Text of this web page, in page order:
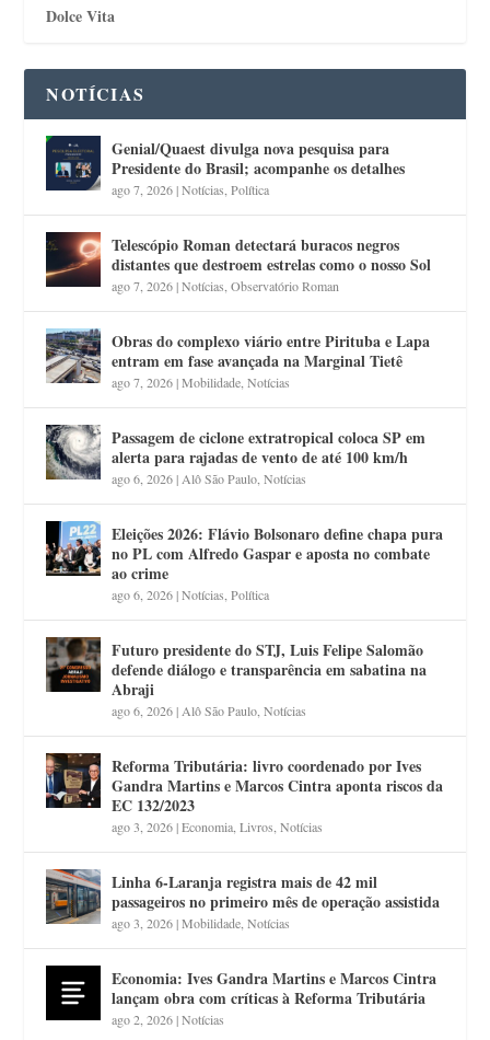
Dolce Vita
NOTÍCIAS
Genial/Quaest divulga nova pesquisa para
Presidente do Brasil; acompanhe os detalhes
ago 7, 2026|Notícias ,Política
Telescópio Roman detectará buracos negros
distantes que destroem estrelas como o nosso Sol
ago 7, 2026|Notícias ,Observatório Roman
Obras do complexo viário entre Pirituba e Lapa
entram em fase avançada na Marginal Tietê
ago 7, 2026|Mobilidade ,Notícias
Passagem de ciclone extratropical coloca SP em
alerta para rajadas de vento de até 100 km/h
ago 6, 2026| Alô São Paulo ,Notícias
Eleições 2026: Flávio Bolsonaro define chapa pura
no PL com Alfredo Gaspar e aposta no combate
ao crime
ago 6, 2026|Notícias ,Política
Futuro presidente do STJ, Luis Felipe Salomão
defende diálogo e transparência em sabatina na
Abraji
ago 6, 2026| Alô São Paulo ,Notícias
Reforma Tributária: livro coordenado por Ives
Gandra Martins e Marcos Cintra aponta riscos da
EC 132/2023
ago 3, 2026|Economia ,Livros ,Notícias
Linha 6-Laranja registra mais de 42 mil
passageiros no primeiro mês de operação assistida
ago 3, 2026|Mobilidade ,Notícias
Economia: Ives Gandra Martins e Marcos Cintra
lançam obra com críticas à Reforma Tributária
ago 2, 2026|Notícias